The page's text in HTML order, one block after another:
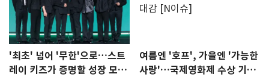
'최초' 넘어 '무한'으로…스트
레이 키즈가 증명할 성장 모멘
여름엔 '호프', 가을엔 '가능한
사랑'…국제영화제 수상 기대